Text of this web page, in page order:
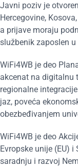
Javni poziv je
Hercegovine,
a prijave moraju
službenik zaposlen
WiFi4WB je deo
akcenat na digitalnu
regionalne
jaz, poveća
obezbeđivanjem
WiFi4WB je deo
Evropske unije (EU)
saradnju i razvoj